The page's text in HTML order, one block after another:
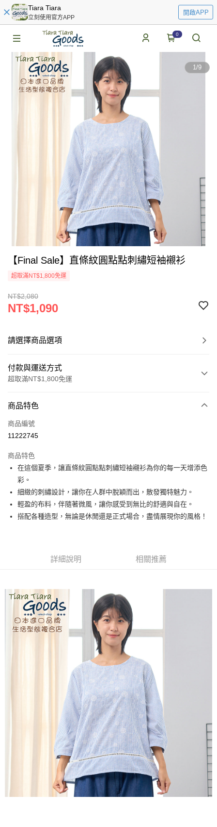
Tiara Tiara
立刻使用官方APP
開啟APP
0
1/9
【Final Sale】直條紋圓點點刺繡短袖襯衫
超取滿NT$1,800免運
NT$2,080
NT$1,090
請選擇商品選項
付款與運送方式
超取滿NT$1,800免運
信用卡一次付款
超商取貨付款
Apple Pay
悠遊付
Google Pay
全盈+PAY
【關於「AFTEE先享後付」】
２．便利：只要手機號碼，簡訊認證，即可結帳。
３．安心：先確認商品／服務後，再付款。
【「AFTEE先享後付」結帳流程】
１．於結帳方式選擇「AFTEE先享後付」後，將跳轉至「AFTEE先享後付」
結帳頁面，進行簡訊認證並確認金額後，即可完成結帳。
２．訂單成立數日內，您將收到繳費通知簡訊。
３．收到繳費通知簡訊後14天內，點擊此簡訊中的連結，可透過四大超商／
ATM／網路銀行／等多元方式進行付款，方視為交易完成。
※ 請注意：結帳手續完成當下不需立刻繳費，但若您需要取消訂單，請聯絡
購買商品的店家。未經商家同意取消之訂單仍視為有效，需透過AFTEE先享
※ 交易是否成功請以「AFTEE先享後付 」之結帳頁面顯示為準，若有關於
是否繳費成功／繳費後需取消欲退款等相關疑問，請聯繫「AFTEE先享後付
https://netprotections.freshdesk.com/support/home
１．透過由恩沛科技股份有限公司提供之「AFTEE先享後付」服務完成之交
易，需依本服務之必要範圍內提供個人資料，並將交易相關給付款項請求債
權轉讓予恩沛科技股份有限公司。
２．關於個人資料處理事宜，請瀏覽以下網址：
https://aftee.tw/terms/#terms3
３．未成年的使用者請事先徵得法定代理人或監護人之同意方可使用
「AFTEE先享後付」，若未經同意申辦者引起之損失，本公司不負相關責
運送方式
全家取貨付款
每筆NT$60，滿NT$1,800(含以上)免運費
每筆NT$60，滿NT$1,800(含以上)免運費
每筆NT$60，滿NT$2,000(含以上)免運費
每筆NT$60，滿NT$2,000(含以上)免運費
黑貓宅急便(包裹尺寸60cm以下)
每筆NT$100，滿NT$2,000(含以上)免運費
黑貓宅急便(包裹尺寸90cm以下)
每筆NT$140，滿NT$2,000(含以上)免運費
商品特色
商品編號
11222745
商品特色
在這個夏季，讓直條紋圓點點刺繡短袖襯衫為你的每一天增添色
彩。
細緻的刺繡設計，讓你在人群中脫穎而出，散發獨特魅力。
輕盈的布料，伴隨著微風，讓你感受到無比的舒適與自在。
搭配各種造型，無論是休閒還是正式場合，盡情展現你的風格！
詳細說明 相關推薦